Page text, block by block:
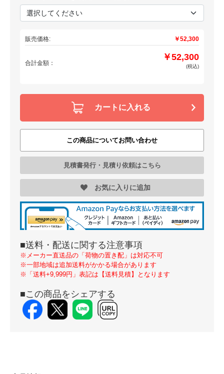
販売価格: ￥52,300
合計金額：
￥52,300
(税込)
カートに入れる
この商品についてお問い合わせ
見積書発行・見積り依頼はこちら
お気に入りに追加
■送料・配送に関する注意事項
※メーカー直送品の「荷物の置き配」は対応不可
※一部地域は追加送料がかかる場合があります
※「送料+9,999円」表記は【送料見積】となります
■この商品をシェアする